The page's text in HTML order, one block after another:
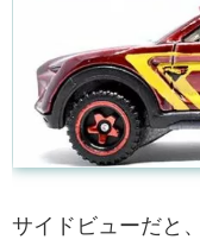
サイドビューだと